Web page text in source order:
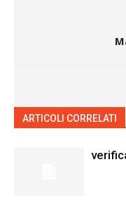
ARTICOLI CORRELATI